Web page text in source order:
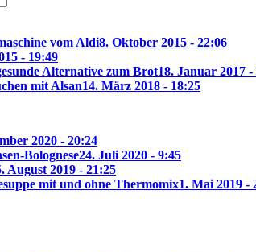
vom Aldi8. Oktober 2015 - 22:06
- 19:49
Alternative zum Brot18. Januar 2017 -
mit Alsan14. März 2018 - 18:25
2020 - 20:24
Bolognese24. Juli 2020 - 9:45
August 2019 - 21:25
mit und ohne Thermomix1. Mai 2019 -